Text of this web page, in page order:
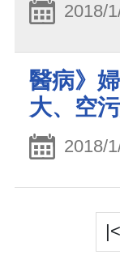
2018/
醫病》
大、空
2018/
|<